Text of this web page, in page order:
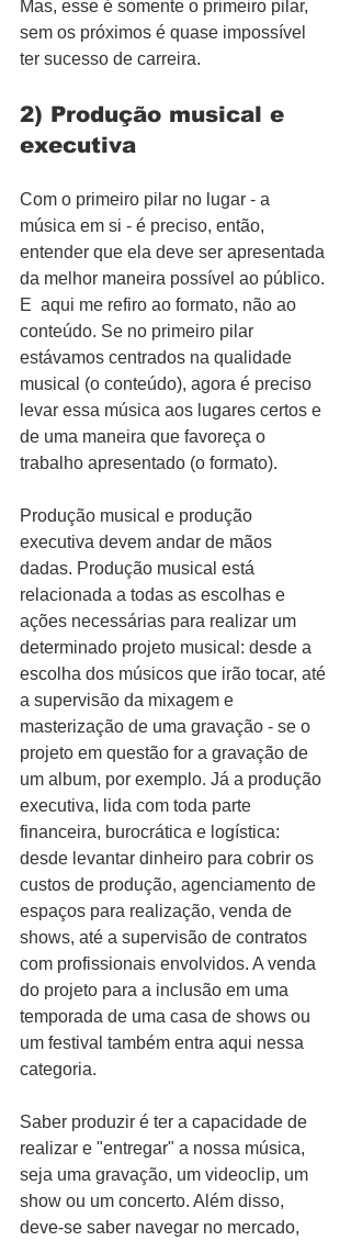
Mas, esse é somente o primeiro pilar,
sem os próximos é quase impossível
ter sucesso de carreira.
2) Produção musical e
executiva
Com o primeiro pilar no lugar - a
música em si - é preciso, então,
entender que ela deve ser apresentada
da melhor maneira possível ao público.
E  aqui me refiro ao formato, não ao
conteúdo. Se no primeiro pilar
estávamos centrados na qualidade
musical (o conteúdo), agora é preciso
levar essa música aos lugares certos e
de uma maneira que favoreça o
trabalho apresentado (o formato).
Produção musical e produção
executiva devem andar de mãos
dadas. Produção musical está
relacionada a todas as escolhas e
ações necessárias para realizar um
determinado projeto musical: desde a
escolha dos músicos que irão tocar, até
a supervisão da mixagem e
masterização de uma gravação - se o
projeto em questão for a gravação de
um album, por exemplo. Já a produção
executiva, lida com toda parte
financeira, burocrática e logística:
desde levantar dinheiro para cobrir os
custos de produção, agenciamento de
espaços para realização, venda de
shows, até a supervisão de contratos
com profissionais envolvidos. A venda
do projeto para a inclusão em uma
temporada de uma casa de shows ou
um festival também entra aqui nessa
categoria.
Saber produzir é ter a capacidade de
realizar e "entregar" a nossa música,
seja uma gravação, um videoclip, um
show ou um concerto. Além disso,
deve-se saber navegar no mercado,